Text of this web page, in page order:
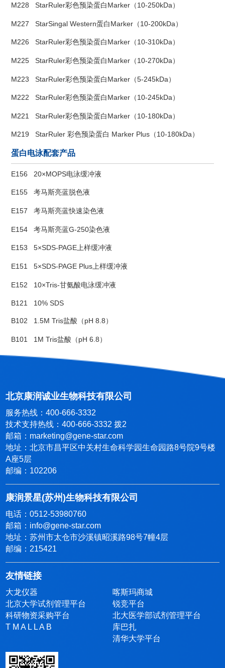
M228StarRuler彩色预染蛋白Marker（10-250kDa）
M227StarSingal Western蛋白Marker（10-200kDa）
M226StarRuler彩色预染蛋白Marker（10-310kDa）
M225StarRuler彩色预染蛋白Marker（10-270kDa）
M223StarRuler彩色预染蛋白Marker（5-245kDa）
M222StarRuler彩色预染蛋白Marker（10-245kDa）
M221StarRuler彩色预染蛋白Marker（10-180kDa）
M219StarRuler 彩色预染蛋白 Marker Plus（10-180kDa）
蛋白电泳配套产品
E156 20×MOPS电泳缓冲液
E155考马斯亮蓝脱色液
E157考马斯亮蓝快速染色液
E154考马斯亮蓝G-250染色液
E1535×SDS-PAGE上样缓冲液
E1515×SDS-PAGE Plus上样缓冲液
E152 10×Tris-甘氨酸电泳缓冲液
B121 10% SDS
B102 1.5M Tris盐酸（pH 8.8）
B101 1M Tris盐酸（pH 6.8）
北京康润诚业生物科技有限公司
服务热线：400-666-3332
技术支持热线：400-666-3332 拨2
邮箱：marketing@gene-star.com
地址：北京市昌平区中关村生命科学园生命园路8号院9号楼
A座5层
邮编：102206
康润景星(苏州)生物科技有限公司
电话：0512-53980760
邮箱：info@gene-star.com
地址：苏州市太仓市沙溪镇昭溪路98号7幢4层
邮编：215421
友情链接
大龙仪器
北京大学试剂管理平台
科研物资采购平台
T M A L L A B
喀斯玛商城
锐竞平台
北大医学部试剂管理平台
库巴扎
清华大学平台